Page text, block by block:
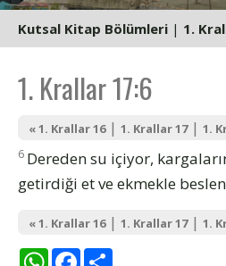
Kutsal Kitap Bölümleri | 1.
1. Krallar 17:6
« 1. Krallar 16| 1. Krallar 17| 1.
6 Dereden su içiyor,
getirdiği et ve ekmekle
« 1. Krallar 16| 1. Krallar 17| 1.
WhatsAppFacebook